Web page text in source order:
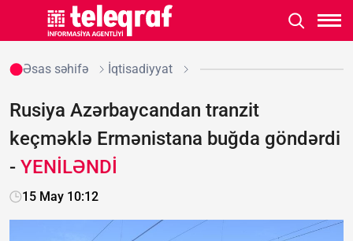
Əsas səhifə İqtisadiyyat
Rusiya Azərbaycandan tranzit
keçməklə Ermənistana buğda göndərdi
- YENİLƏNDİ
15 May 10:12